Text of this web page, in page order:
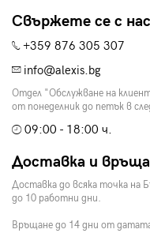
Свържете се с нас
+359 876 305 307
info@alexis.bg
Отдел "Обслужване на
от понеделник до петък в
09:00 - 18:00 ч.
Доставка и
Доставка до всяка точка на
до 10 работни дни.
Връщане до 14 дни от